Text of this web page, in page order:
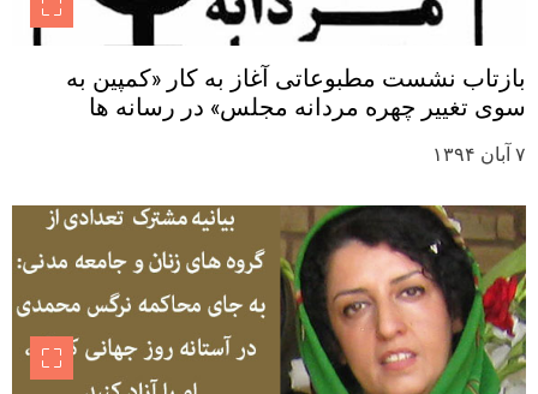
بازتاب نشست مطبوعاتی آغاز به کار «کمپین به
سوی تغییر چهره مردانه مجلس» در رسانه ها
۷ آبان ۱۳۹۴